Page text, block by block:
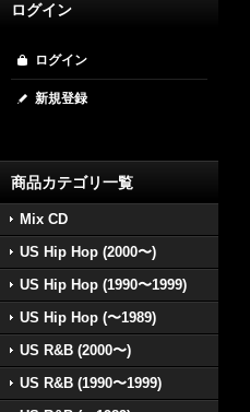
ログイン
ログイン
新規登録
商品カテゴリ一覧
Mix CD
US Hip Hop (2000〜)
US Hip Hop (1990〜1999)
US Hip Hop (〜1989)
US R&B (2000〜)
US R&B (1990〜1999)